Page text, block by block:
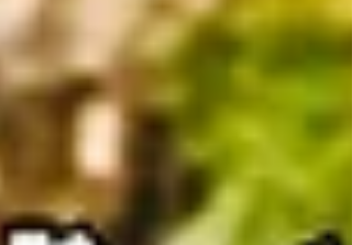
い方へは、順次発送いたします。 詳しくは、販売
サイトをご覧ください。 販売サイト▶︎
https://boninjazz.official.ec/